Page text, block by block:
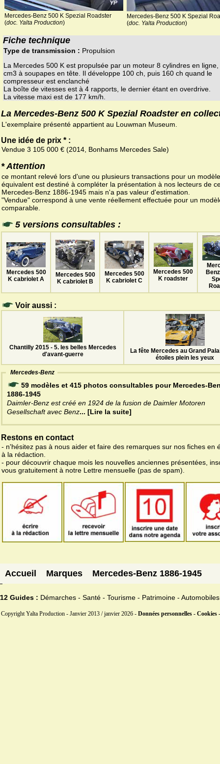
Mercedes-Benz 500 K Spezial Roadster
(doc. Yalta Production)
Mercedes-Benz 500 K Spezial
(doc. Yalta Production)
Fiche technique
Type de transmission : Propulsion
La Mercedes 500 K est propulsée par un moteur 8 cylindres en
cm3 à soupapes en tête. Il développe 100 ch, puis 160 ch quand le
compresseur est enclanché
La boîte de vitesses est à 4 rapports, le dernier étant en overdrive.
La vitesse maxi est de 177 km/h.
La Mercedes-Benz 500 K Spezial Roadster en
L'exemplaire présenté appartient au Louwman Museum.
Une idée de prix * :
Vendue 3 105 000 € (2014, Bonhams Mercedes Sale)
* Attention
ce montant relevé lors d'une ou plusieurs transactions pour un modèle
équivalent est destiné à compléter la présentation à nos lecteurs de
Mercedes-Benz 1886-1945 mais n'a pas valeur d'estimation.
"Vendue" correspond à une vente réellement effectuée pour un
comparable.
5 versions consultables :
Mercedes 500
K cabriolet A
Mercedes 500
K cabriolet B
Mercedes 500
K cabriolet C
Mercedes 500
K roadster
Voir aussi :
Chantilly 2015 - 5. les belles Mercedes
d'avant-guerre
La fête Mercedes au Grand
étoiles plein les yeux
Mercedes-Benz
59 modèles et 415 photos consultables pour Mercedes-
1886-1945
Daimler-Benz est créé en 1924 de la fusion de Daimler Motoren
Gesellschaft avec Benz... [Lire la suite]
Restons en contact
- n'hésitez pas à nous aider et faire des remarques sur nos fiches en
à la rédaction.
- pour découvrir chaque mois les nouvelles anciennes présentées,
vous gratuitement à notre Lettre mensuelle (pas de spam).
Accueil Marques Mercedes-Benz 1886-1945
12 Guides : Démarches - Santé - Tourisme - Patrimoine - Automobiles
Copyright Yalta Production - Janvier 2013 / janvier 2026 - Données personnelles - Cookies